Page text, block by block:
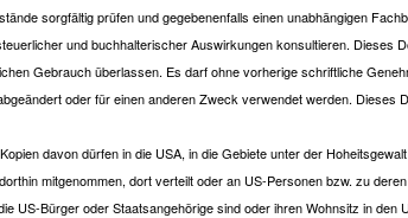
sorgfältig prüfen und gegebenenfalls einen unabhängigen
und buchhalterischer Auswirkungen konsultieren. Dieses
Gebrauch überlassen. Es darf ohne vorherige schriftliche
oder für einen anderen Zweck verwendet werden. Dieses
davon dürfen in die USA, in die Gebiete unter der
mitgenommen, dort verteilt oder an US-Personen bzw. zu
US-Bürger oder Staatsangehörige sind oder ihren Wohnsitz in den